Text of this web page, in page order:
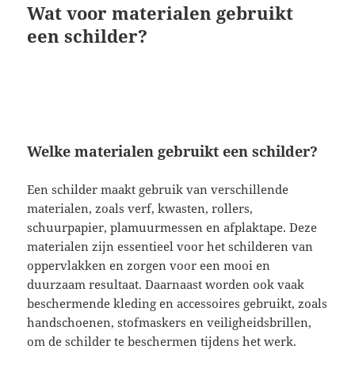
Wat voor materialen gebruikt
een schilder?
Welke materialen gebruikt een schilder?
Een schilder maakt gebruik van verschillende
materialen, zoals verf, kwasten, rollers,
schuurpapier, plamuurmessen en afplaktape. Deze
materialen zijn essentieel voor het schilderen van
oppervlakken en zorgen voor een mooi en
duurzaam resultaat. Daarnaast worden ook vaak
beschermende kleding en accessoires gebruikt, zoals
handschoenen, stofmaskers en veiligheidsbrillen,
om de schilder te beschermen tijdens het werk.